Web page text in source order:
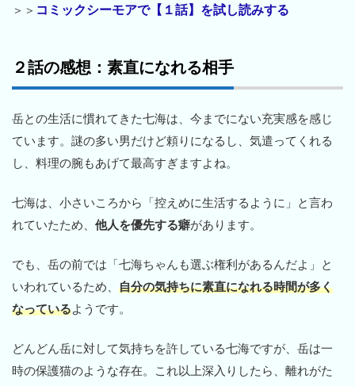
＞＞ コミックシーモアで【１話】を試し読みする
２話の感想：素直になれる相手
岳との生活に慣れてきた七海は、今までにない充実感を感じ
ています。謎の多い男だけど頼りになるし、気遣ってくれる
し、料理の腕もあげて最高すぎますよね。
七海は、小さいころから「控えめに生活するように」と言わ
れていたため、 他人を優先する癖があります。
でも、岳の前では「七海ちゃんも選ぶ権利があるんだよ」と
いわれているため、 自分の気持ちに素直になれる時間が多く
なっているようです。
どんどん岳に対して気持ちを許している七海ですが、岳は一
時の保護猫のような存在。これ以上深入りしたら、離れがた